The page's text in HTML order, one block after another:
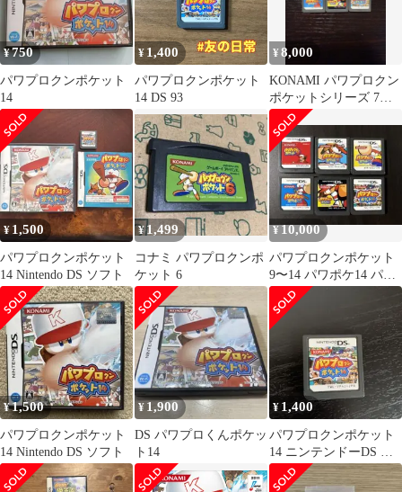
¥750
パワプロクンポケット
14
¥ 1,400
パワプロクンポケット
14 DS 93
¥8,000
KONAMI パワプロクン
ポケットシリーズ 7本
セット
¥ 1,500
パワプロクンポケット
14 Nintendo DS ソフト
¥ 1,499
コナミ パワプロクンポ
ケット 6
¥10,000
パワプロクンポケット
9〜14 パワポケ14 パワ
ポケ13 パワポケ9
¥1,500
パワプロクンポケット
14 Nintendo DS ソフト
¥ 1,900
DS パワプロくんポケッ
ト14
¥ 1,400
パワプロクンポケット
14 ニンテンドーDS ソ
フト